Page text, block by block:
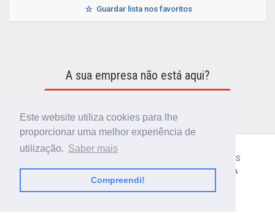
Este website utiliza cookies para lhe
proporcionar uma melhor experiência de
utilização. Saber mais
Compreendi!
Guardar lista nos favoritos
A sua empresa não está aqui?
TERMOS E CONDIÇÕES
POLÍTICA DE PRIVACIDADE
CONTACTOS AJUDA